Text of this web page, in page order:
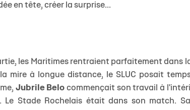
en tête, créer la surprise...
les Maritimes rentraient parfaitement dans
mire à longue distance, le SLUC posait
Jubrile Belocommençait son travail à
Le Stade Rochelais était dans son match.